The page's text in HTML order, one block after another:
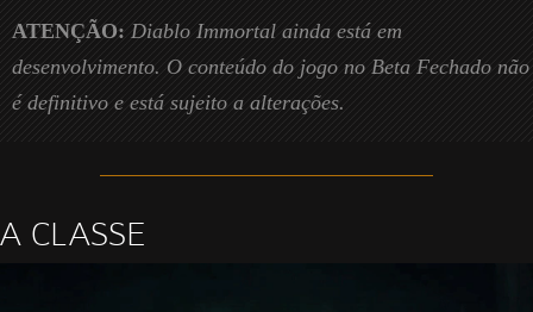
ATENÇÃO: Diablo Immortal ainda está em
desenvolvimento. O conteúdo do jogo no Beta Fechado não
é definitivo e está sujeito a alterações.
CLASSE